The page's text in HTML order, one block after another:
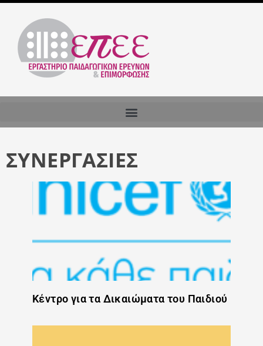
ΣΥΝΕΡΓΑΣΊΕΣ
Κέντρο για τα Δικαιώματα του Παιδιού